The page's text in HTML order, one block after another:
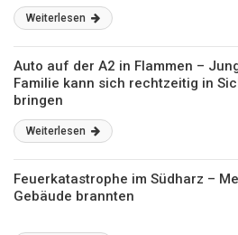
Weiterlesen
Auto auf der A2 in Flammen –
Familie kann sich rechtzeitig in
bringen
Weiterlesen
Feuerkatastrophe im Südharz –
Gebäude brannten